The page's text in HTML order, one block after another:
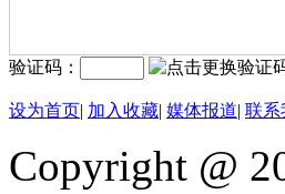
验证码：
设为首页| 加入收藏| 媒体报道| 联系
Copyright @